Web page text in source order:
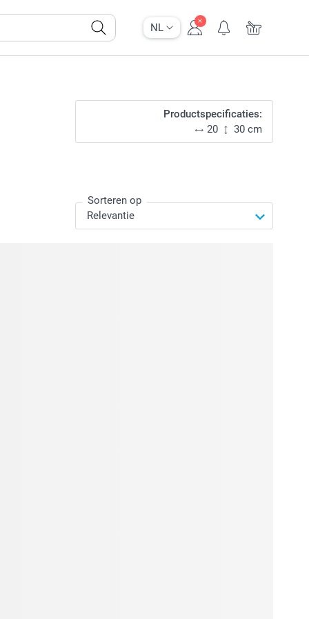
NL
Productspecificaties:
20
30 cm
Sorteren op